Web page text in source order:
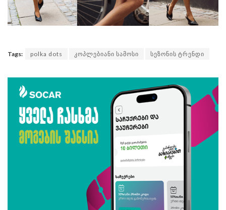
Tags: polka dots კოპლებიანი სამოსი სეზონის ტრენდი